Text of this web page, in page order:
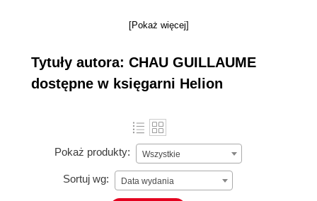
[Pokaż więcej]
Tytuły autora: CHAU GUILLAUME
dostępne w księgarni Helion
Pokaż produkty: Wszystkie
Sortuj wg: Data wydania